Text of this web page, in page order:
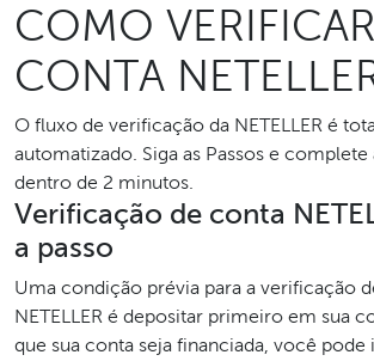
COMO
CONTA
O fluxo de verificação da NETELLER é
automatizado. Siga as Passos e
dentro de 2 minutos.
Verificação de conta
a passo
Uma condição prévia para a verificação
NETELLER é depositar primeiro em sua
que sua conta seja financiada, você pode